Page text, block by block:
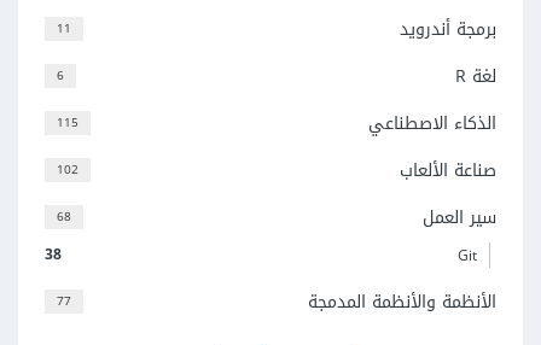
11 برمجة أندرويد
6 لغة R
115 الذكاء الاصطناعي
102 صناعة الألعاب
68 سير العمل
38 Git
77
الأنظمة والأنظمة المدمجة